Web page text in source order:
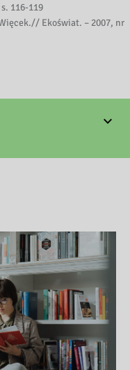
116-119
Ekoświat. – 2007, nr